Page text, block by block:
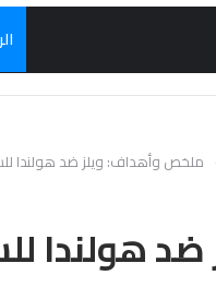
ملخص وأهداف: ويلز ضد هولندا